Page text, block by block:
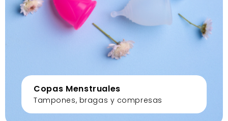
Copas Menstruales
Tampones, bragas y compresas